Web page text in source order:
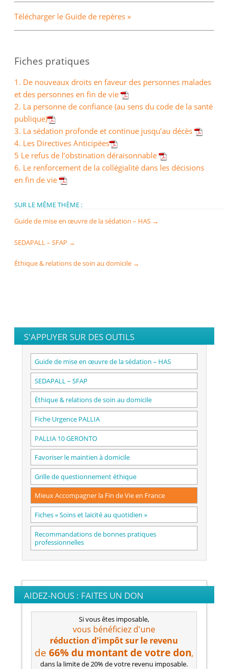
Télécharger le Guide de repères »
Fiches pratiques
1. De nouveaux droits en faveur des personnes malades
et des personnes en fin de vie
2. La personne de confiance (au sens du code de la santé
publique)
3. La sédation profonde et continue jusqu’au décès
4. Les Directives Anticipées
5 Le refus de l’obstination déraisonnable
6. Le renforcement de la collégialité dans les décisions
en fin de vie
SUR LE MÊME THÈME :
Guide de mise en œuvre de la sédation – HAS→
SEDAPALL – SFAP →
Éthique & relations de soin au domicile→
S'APPUYER SUR DES OUTILS
Guide de mise en œuvre de la sédation – HAS
SEDAPALL – SFAP
Éthique & relations de soin au domicile
Fiche Urgence PALLIA
PALLIA 10 GERONTO
Favoriser le maintien à domicile
Grille de questionnement éthique
Mieux Accompagner la Fin de Vie en France
Fiches « Soins et laïcité au quotidien »
Recommandations de bonnes pratiques
professionnelles
AIDEZ-NOUS : FAITES UN DON
Si vous êtes imposable,
vous bénéficiez d'une
réduction d'impôtsur le revenu
de 66% du montant de votre don,
dans la limite de 20% de votre revenu imposable.